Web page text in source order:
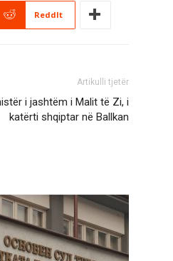
ReddIt
Artikulli tjetër
i jashtëm i Malit të Zi, i
katërti shqiptar në Ballkan